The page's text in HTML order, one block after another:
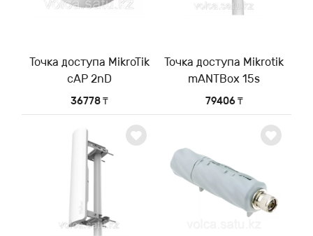
Точка доступа MikroTik
cAP 2nD
36778 ₸
Точка доступа Mikrotik
mANTBox 15s
79406 ₸